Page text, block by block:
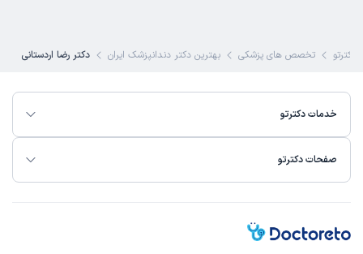
دکترتو تخصص های پزشکی بهترین دکتر دندانپزشک ایران دکتر رضا اردستانی
خدمات دکترتو
صفحات دکترتو